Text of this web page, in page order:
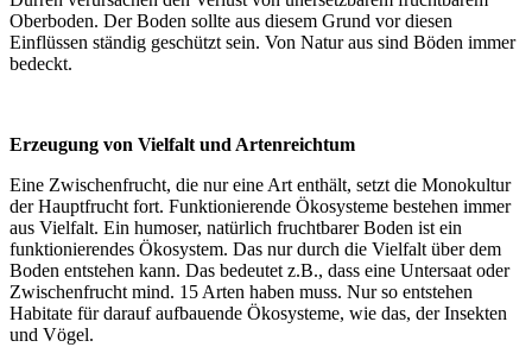
Oberboden. Der Boden sollte aus diesem Grund vor diesen
Einflüssen ständig geschützt sein. Von Natur aus sind Böden immer
bedeckt.
Erzeugung von Vielfalt und Artenreichtum
Eine Zwischenfrucht, die nur eine Art enthält, setzt die Monokultur
der Hauptfrucht fort. Funktionierende Ökosysteme bestehen immer
aus Vielfalt. Ein humoser, natürlich fruchtbarer Boden ist ein
funktionierendes Ökosystem. Das nur durch die Vielfalt über dem
Boden entstehen kann. Das bedeutet z.B., dass eine Untersaat oder
Zwischenfrucht mind. 15 Arten haben muss. Nur so entstehen
Habitate für darauf aufbauende Ökosysteme, wie das, der Insekten
und Vögel.